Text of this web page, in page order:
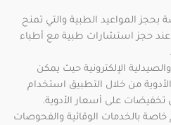
بحجز المواعيد الطبية والتي تمنح
حجز استشارات طبية مع أطباء
الإلكترونية حيث يمكن
من خلال التطبيق استخدام
تخفيضات على أسعار الأدوية.
بالخدمات الوقائية والفحوصات